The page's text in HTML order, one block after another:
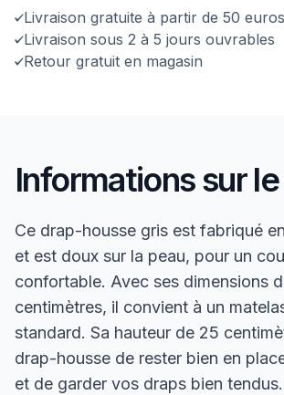
Livraison gratuite à partir de 50 euros
Livraison sous 2 à 5 jours ouvrables
Retour gratuit en magasin
Informations sur
Ce drap-housse gris est fabriqué
et est doux sur la peau, pour un
confortable. Avec ses dimensions
centimètres, il convient à un
standard. Sa hauteur de 25
drap-housse de rester bien en
et de garder vos draps bien tendus.